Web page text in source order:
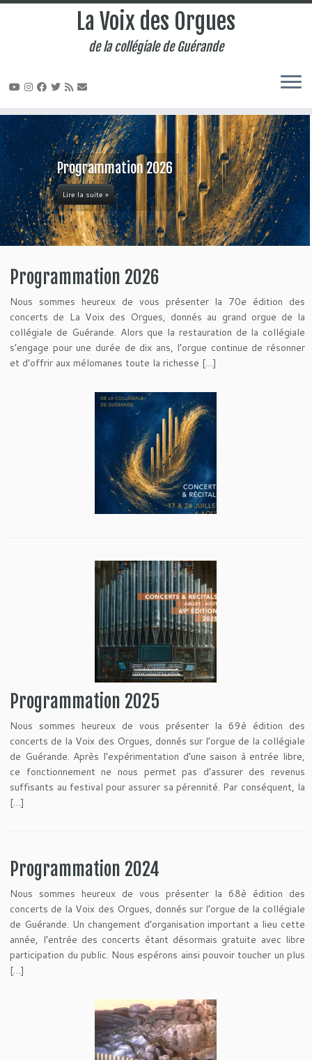
Passer
au
contenu
La Voix des Orgues
de la collégiale de Guérande
Programmation 2025
Lire la suite »
Programmation 2026
Nous sommes heureux de vous présenter la 70e édition des
concerts de La Voix des Orgues, donnés au grand orgue de la
collégiale de Guérande. Alors que la restauration de la collégiale
s’engage pour une durée de dix ans, l’orgue continue de résonner
et d’offrir aux mélomanes toute la richesse […]
Programmation 2025
Nous sommes heureux de vous présenter la 69è édition des
concerts de la Voix des Orgues, donnés sur l’orgue de la collégiale
de Guérande. Après l’expérimentation d’une saison à entrée libre,
ce fonctionnement ne nous permet pas d’assurer des revenus
suffisants au festival pour assurer sa pérennité. Par conséquent, la
[…]
Programmation 2024
Nous sommes heureux de vous présenter la 68è édition des
concerts de la Voix des Orgues, donnés sur l’orgue de la collégiale
de Guérande. Un changement d’organisation important a lieu cette
année, l’entrée des concerts étant désormais gratuite avec libre
participation du public. Nous espérons ainsi pouvoir toucher un plus
[…]